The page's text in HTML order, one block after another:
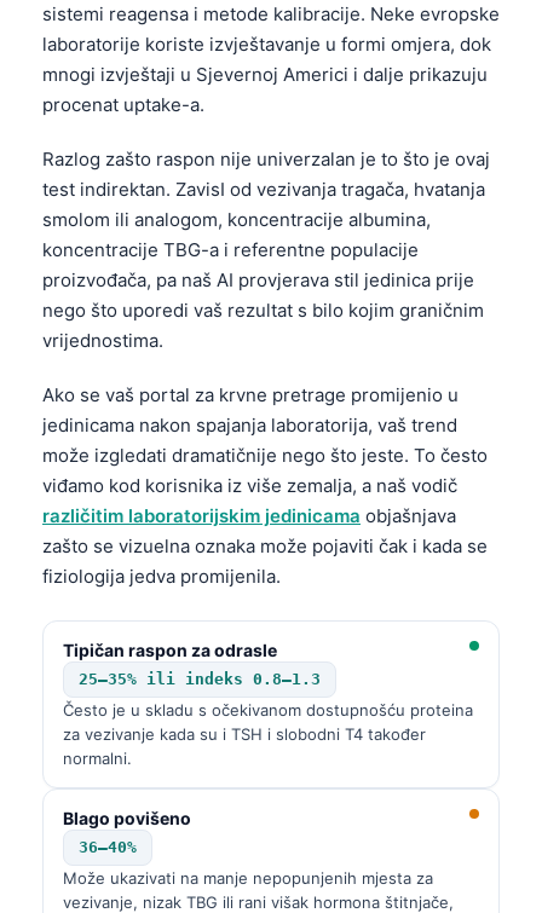
sistemi reagensa i metode kalibracije. Neke evropske
laboratorije koriste izvještavanje u formi omjera, dok
mnogi izvještaji u Sjevernoj Americi i dalje prikazuju
procenat uptake-a.
Razlog zašto raspon nije univerzalan je to što je ovaj
test indirektan. ZavisI od vezivanja tragača, hvatanja
smolom ili analogom, koncentracije albumina,
koncentracije TBG-a i referentne populacije
proizvođača, pa naš AI provjerava stil jedinica prije
nego što uporedi vaš rezultat s bilo kojim graničnim
vrijednostima.
Ako se vaš portal za krvne pretrage promijenio u
jedinicama nakon spajanja laboratorija, vaš trend
može izgledati dramatičnije nego što jeste. To često
viđamo kod korisnika iz više zemalja, a naš vodič
različitim laboratorijskim jedinicama objašnjava
zašto se vizuelna oznaka može pojaviti čak i kada se
fiziologija jedva promijenila.
Tipičan raspon za odrasle
25–35% ili indeks 0.8–1.3
Često je u skladu s očekivanom dostupnošću proteina
za vezivanje kada su i TSH i slobodni T4 također
normalni.
Blago povišeno
36–40%
Može ukazivati na manje nepopunjenih mjesta za
vezivanje, nizak TBG ili rani višak hormona štitnjače,